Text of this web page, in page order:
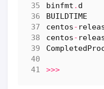
binfmt . d
BUILDTIME
centos-
centos-
>>>